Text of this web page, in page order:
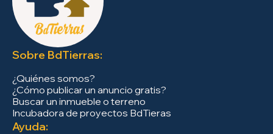
Sobre BdTierras:
¿Quiénes somos?
¿Cómo publicar un anuncio gratis?
Buscar un inmueble o terreno
Incubadora de proyectos BdTieras
Ayuda: